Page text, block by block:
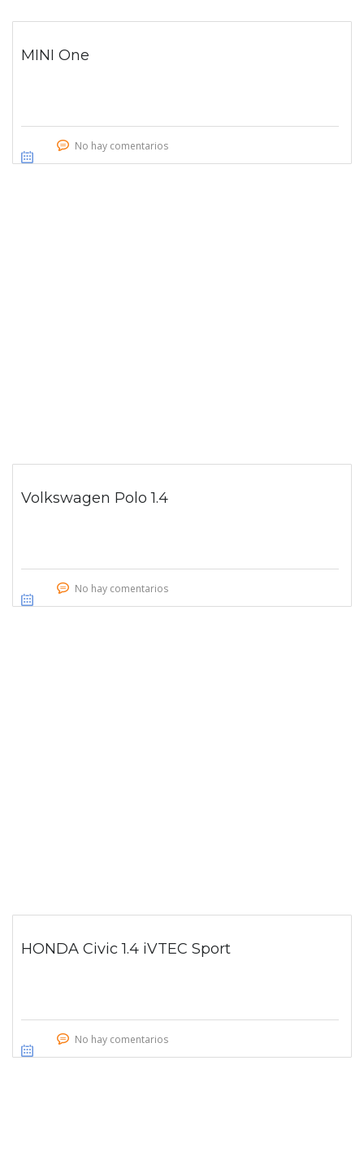
MINI One
No hay comentarios
Volkswagen Polo 1.4
No hay comentarios
HONDA Civic 1.4 iVTEC Sport
No hay comentarios